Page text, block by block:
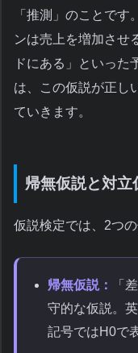
「推測」のことで
ンは売上を増加させ
ドにある」といった
は、この仮説が正し
ていきます。
帰無仮説と対立
仮説検定では、2つ
帰無仮説：
「
守的な仮説。
記号ではH0で